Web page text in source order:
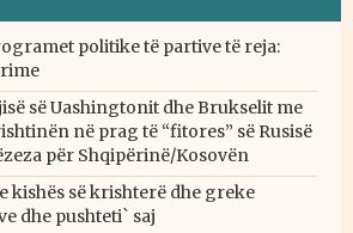
politike të partive të reja:
së Uashingtonit dhe Brukselit me
në prag të “fitores” së Rusisë
për Shqipërinë/Kosovën
kishës së krishterë dhe greke
dhe pushteti` saj